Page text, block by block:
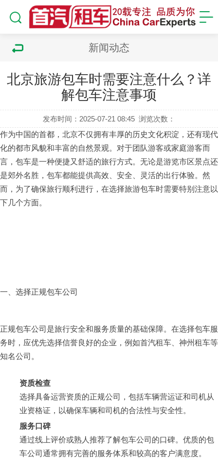
新闻动态
北京旅游包车时需要注意什么？详
解包车注意事项
发布时间：2025-07-21 08:45 浏览次数：
作为中国的首都，北京不仅拥有丰厚的历史文化积淀，还有现代
化的都市风貌和丰富的自然景观。对于团队游客或家庭游客而
言，包车是一种便捷又舒适的旅行方式。无论是游览市区景点还
是郊外名胜，包车都能提供高效、安全、灵活的出行体验。然
而，为了确保旅行顺利进行，在选择旅游包车时需要特别注意以
下几个方面。
一、选择正规包车公司
正规包车公司是旅行安全和服务质量的基础保障。在选择包车服
务时，应优先选择信誉良好的企业，例如首汽租车 、神州租车等
知名公司。
资质检查
选择具备运营资质的正规公司，包括车辆营运证和司机从
业资格证，以确保车辆和司机的合法性与安全性。
服务口碑
通过线上评价或熟人推荐了解包车公司的口碑。优质的包
车公司通常拥有完善的服务体系和较高的客户满意度。